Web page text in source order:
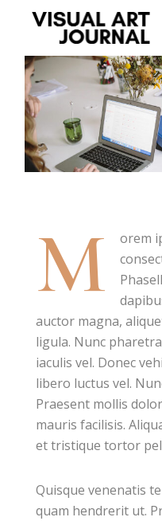
M
orem
auctor magna,
ligula. Nunc
iaculis vel. Donec
libero luctus vel.
Praesent mollis
mauris facilisis.
et tristique tortor
Quisque venenatis
quam hendrerit ut.